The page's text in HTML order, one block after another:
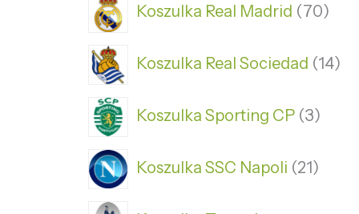
Koszulka Real Madrid 70
Koszulka Real Sociedad 14
Koszulka Sporting CP 3
Koszulka SSC Napoli 21